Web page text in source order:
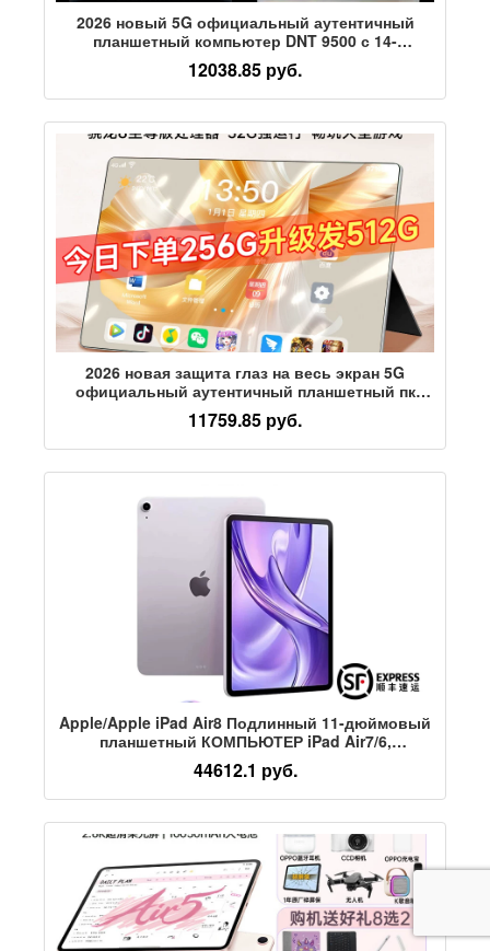
2026 новый 5G официальный аутентичный
планшетный компьютер DNT 9500 с 14-
дюймовой защитой глаз, полноэкранная игра,
полный Netcom
12038.85 руб.
2026 новая защита глаз на весь экран 5G
официальный аутентичный планшетный пк
Snapdragon 8 Extreme edition iPad14 дюймов
11759.85 руб.
Apple/Apple iPad Air8 Подлинный 11-дюймовый
планшетный КОМПЬЮТЕР iPad Air7/6,
выпущенный Национальным банком в 2026
году
44612.1 руб.